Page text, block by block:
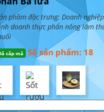
phầm đặc trưng: Doanh
doanh thực phẩn nông lâm
cấp mã Số sản phẩm: 18